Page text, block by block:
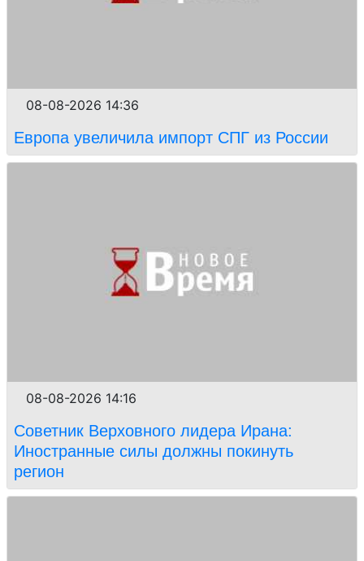
08-08-2026 14:36
Европа увеличила импорт СПГ из России
08-08-2026 14:16
Советник Верховного лидера Ирана:
Иностранные силы должны покинуть
регион